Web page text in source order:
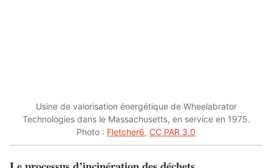
Usine de valorisation énergétique de Wheelabrator
Technologies dans le Massachusetts, en service en 1975.
Photo : Fletcher6, CC PAR 3.0